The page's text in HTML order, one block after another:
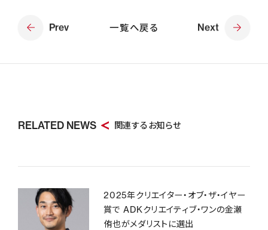
Prev Next
一覧へ戻る
RELATED NEWS 関連するお知らせ
2025年クリエイター・オブ・ザ・イヤー
賞で ADKクリエイティブ・ワンの金瀬
侑也がメダリストに選出